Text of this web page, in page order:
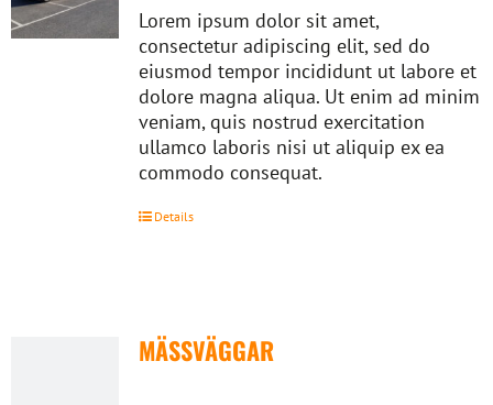
Lorem ipsum dolor sit amet,
consectetur adipiscing elit, sed do
eiusmod tempor incididunt ut labore et
dolore magna aliqua. Ut enim ad minim
veniam, quis nostrud exercitation
ullamco laboris nisi ut aliquip ex ea
commodo consequat.
Details
MÄSSVÄGGAR